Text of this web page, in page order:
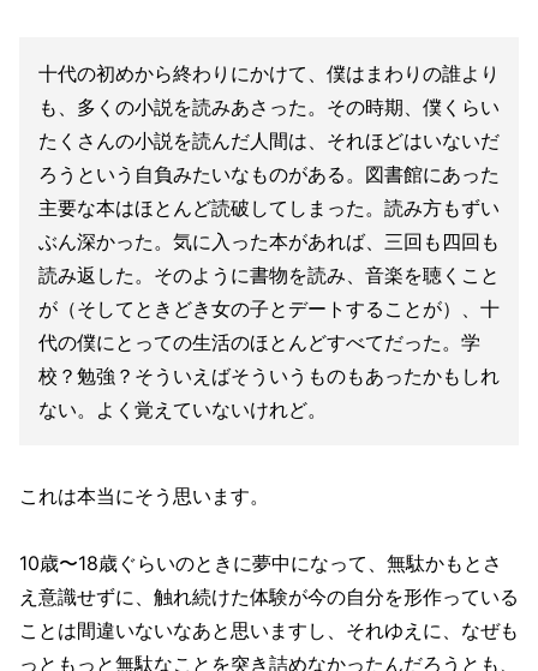
十代の初めから終わりにかけて、僕はまわりの誰より
も、多くの小説を読みあさった。その時期、僕くらい
たくさんの小説を読んだ人間は、それほどはいないだ
ろうという自負みたいなものがある。図書館にあった
主要な本はほとんど読破してしまった。読み方もずい
ぶん深かった。気に入った本があれば、三回も四回も
読み返した。そのように書物を読み、音楽を聴くこと
が（そしてときどき女の子とデートすることが）、十
代の僕にとっての生活のほとんどすべてだった。学
校？勉強？そういえばそういうものもあったかもしれ
ない。よく覚えていないけれど。
これは本当にそう思います。
10歳〜18歳ぐらいのときに夢中になって、無駄かもとさ
え意識せずに、触れ続けた体験が今の自分を形作っている
ことは間違いないなあと思いますし、それゆえに、なぜも
っともっと無駄なことを突き詰めなかったんだろうとも、